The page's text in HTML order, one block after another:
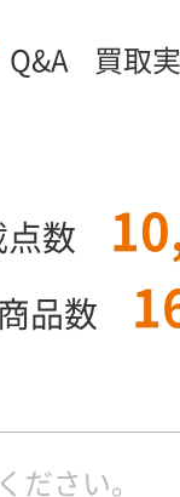
Q&A 買取
点数
品数